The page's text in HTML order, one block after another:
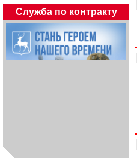
Служба по контракту